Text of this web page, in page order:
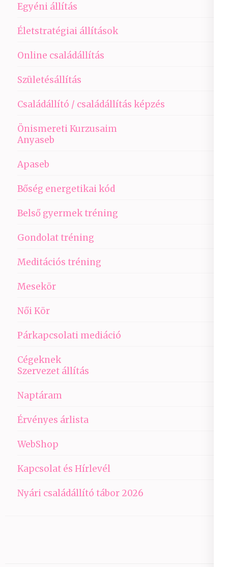
Egyéni állítás
Életstratégiai állítások
Online családállítás
Születésállítás
Családállító / családállítás képzés
Önismereti Kurzusaim
Anyaseb
Apaseb
Bőség energetikai kód
Belső gyermek tréning
Gondolat tréning
Meditációs tréning
Mesekör
Női Kör
Párkapcsolati mediáció
Cégeknek
Szervezet állítás
Naptáram
Érvényes árlista
WebShop
Kapcsolat és Hírlevél
Nyári családállító tábor 2026